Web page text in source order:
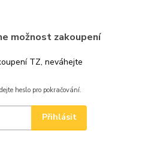
možnost zakoupení
TZ, neváhejte
heslo pro pokračování.